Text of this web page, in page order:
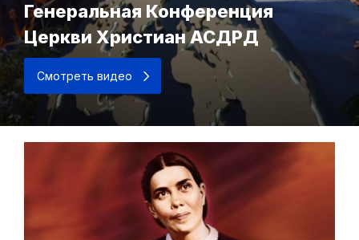
Генеральная Конференция
Церкви Христиан АСДРД
Смотреть видео